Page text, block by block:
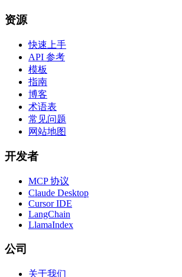
资源
快速上手
API 参考
模板
指南
博客
术语表
常见问题
网站地图
开发者
MCP 协议
Claude Desktop
Cursor IDE
LangChain
LlamaIndex
公司
关于我们